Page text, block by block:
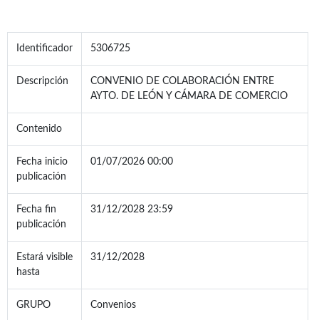
Identificador 5306725
Descripción
CONVENIO DE COLABORACIÓN ENTRE
AYTO. DE LEÓN Y CÁMARA DE COMERCIO
Contenido
Fecha inicio
publicación
01/07/2026 00:00
Fecha fin
publicación
31/12/2028 23:59
Estará visible
hasta
31/12/2028
GRUPO Convenios